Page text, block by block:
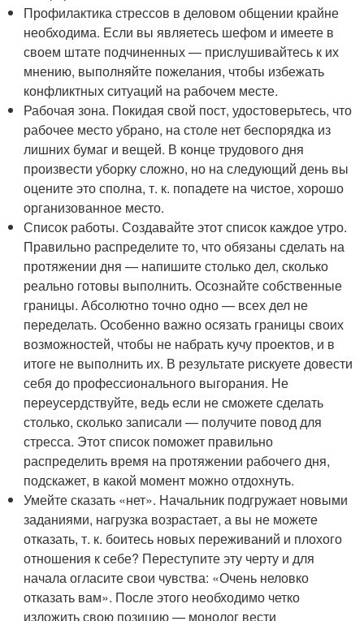
Профилактика стрессов в деловом общении крайне
необходима. Если вы являетесь шефом и имеете в
своем штате подчиненных — прислушивайтесь к их
мнению, выполняйте пожелания, чтобы избежать
конфликтных ситуаций на рабочем месте.
Рабочая зона. Покидая свой пост, удостоверьтесь, что
рабочее место убрано, на столе нет беспорядка из
лишних бумаг и вещей. В конце трудового дня
произвести уборку сложно, но на следующий день вы
оцените это сполна, т. к. попадете на чистое, хорошо
организованное место.
Список работы. Создавайте этот список каждое утро.
Правильно распределите то, что обязаны сделать на
протяжении дня — напишите столько дел, сколько
реально готовы выполнить. Осознайте собственные
границы. Абсолютно точно одно — всех дел не
переделать. Особенно важно осязать границы своих
возможностей, чтобы не набрать кучу проектов, и в
итоге не выполнить их. В результате рискуете довести
себя до профессионального выгорания. Не
переусердствуйте, ведь если не сможете сделать
столько, сколько записали — получите повод для
стресса. Этот список поможет правильно
распределить время на протяжении рабочего дня,
подскажет, в какой момент можно отдохнуть.
Умейте сказать «нет». Начальник подгружает новыми
заданиями, нагрузка возрастает, а вы не можете
отказать, т. к. боитесь новых переживаний и плохого
отношения к себе? Переступите эту черту и для
начала огласите свои чувства: «Очень неловко
отказать вам». После этого необходимо четко
изложить свою позицию — монолог вести